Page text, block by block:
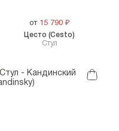
от 15 790₽
Стул
Цесто (Cesto)